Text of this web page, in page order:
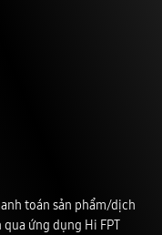
toán sản phẩm/dịch
ứng dụng Hi FPT